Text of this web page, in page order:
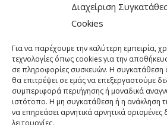
Διαχείριση
Cookies
Για να παρέχουμε την καλύτερη εμπειρία,
τεχνολογίες όπως cookies για την
σε πληροφορίες συσκευών. Η συγκατάθεση
θα επιτρέψει σε εμάς να επεξεργαστούμε
συμπεριφορά περιήγησης ή μοναδικά
ιστότοπο. Η μη συγκατάθεση ή η ανάκληση
να επηρεάσει αρνητικά αρνητικά ορισμένες
λειτουργίες.
Επιστροφές
Πολιτική
Πολιτική Cookies